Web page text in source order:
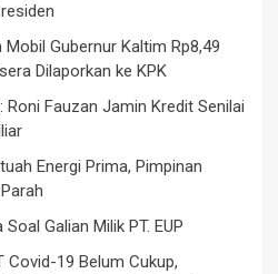
Gubernur Kaltim Rp8,49
Dilaporkan ke KPK
Fauzan Jamin Kredit Senilai
Energi Prima, Pimpinan
Galian Milik PT. EUP
Covid-19 Belum Cukup,